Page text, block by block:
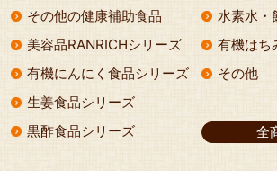
その他の健康補助食品
水素水・
美容品RANRICHシリーズ
有機はち
有機にんにく食品シリーズ
その他
生姜食品シリーズ
黒酢食品シリーズ
全